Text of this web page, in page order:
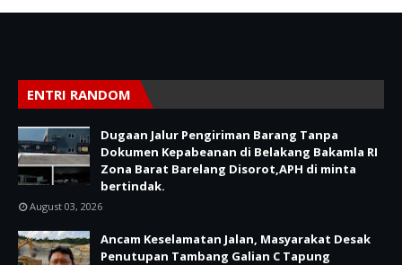
ENTRI RANDOM
Dugaan Jalur Pengiriman Barang Tanpa
Dokumen Kepabeanan di Belakang Bakamla RI
Zona Barat Barelang Disorot,APH di minta
bertindak.
August 03, 2026
Ancam Keselamatan Jalan, Masyarakat Desak
Penutupan Tambang Galian C Tapung